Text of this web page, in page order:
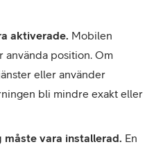
aktiverade. Mobilen
använda position. Om
eller använder
bli mindre exakt eller
vara installerad. En